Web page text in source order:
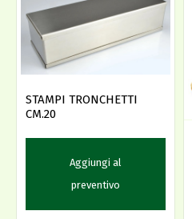
STAMPI TRONCHETTI
CM.20
Aggiungi al
preventivo